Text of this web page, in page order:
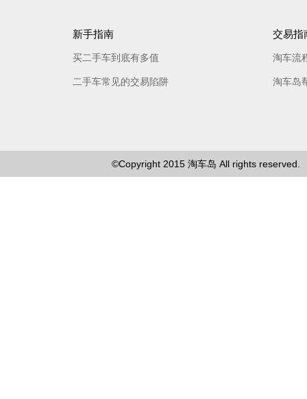
新手指南
买二手车到底有多值
二手车常见的交易陷阱
交易指
淘车流
淘车岛
©Copyright 2015 淘车岛 All rights reserved.